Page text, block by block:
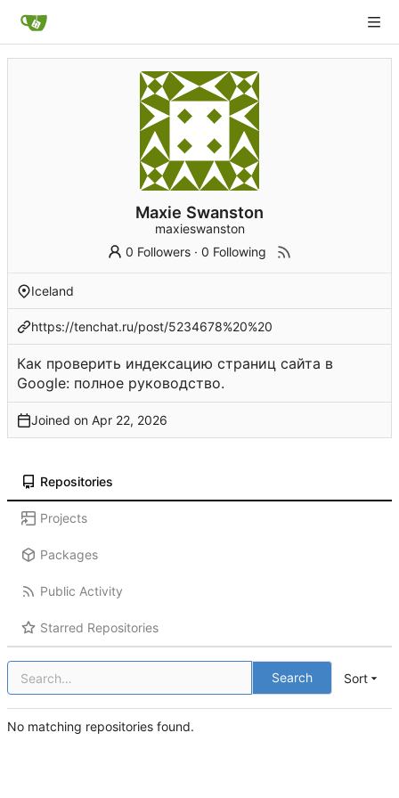
Maxie Swanston
maxieswanston
0 Followers ·0 Following
Iceland
https://tenchat.ru/post/5234678%20%20
Как проверить индексацию страниц сайта в
Google: полное руководство.
Joined on
Repositories
Projects
Packages
Public Activity
Starred Repositories
Search Sort
No matching repositories found.